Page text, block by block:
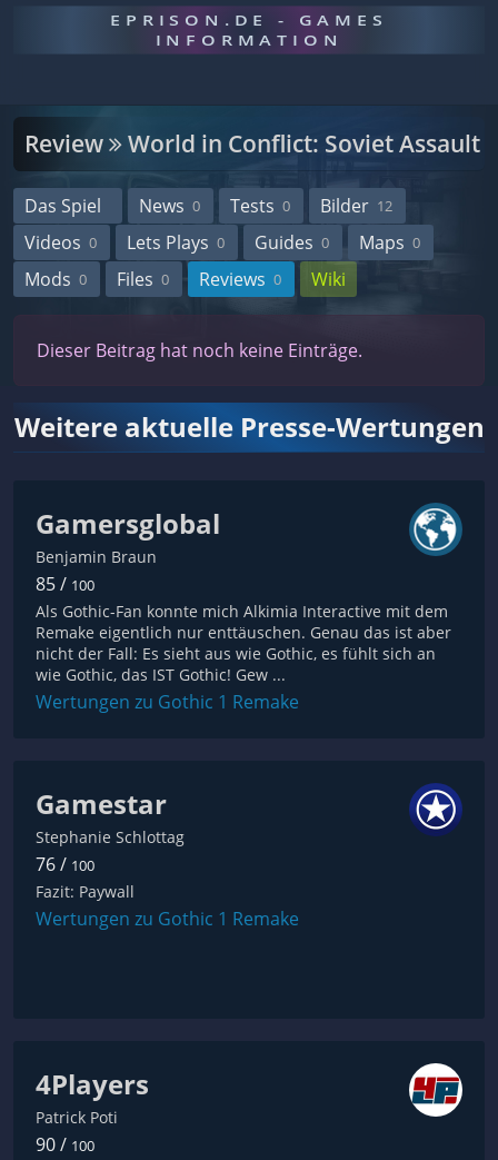
EPRISON.DE - GAMES
INFORMATION
Review World in Conflict: Soviet Assault
Das Spiel News 0 Tests 0 Bilder 12
Videos 0 Lets Plays 0 Guides 0 Maps 0
Mods 0 Files 0 Reviews 0 Wiki
Dieser Beitrag hat noch keine Einträge.
Weitere aktuelle Presse-Wertungen
Gamersglobal
Benjamin Braun
85 / 100
Als Gothic-Fan konnte mich Alkimia Interactive mit dem
Remake eigentlich nur enttäuschen. Genau das ist aber
nicht der Fall: Es sieht aus wie Gothic, es fühlt sich an
wie Gothic, das IST Gothic! Gew ...
Wertungen zu Gothic 1 Remake
Gamestar
Stephanie Schlottag
76 / 100
Fazit: Paywall
Wertungen zu Gothic 1 Remake
4Players
Patrick Poti
90 / 100